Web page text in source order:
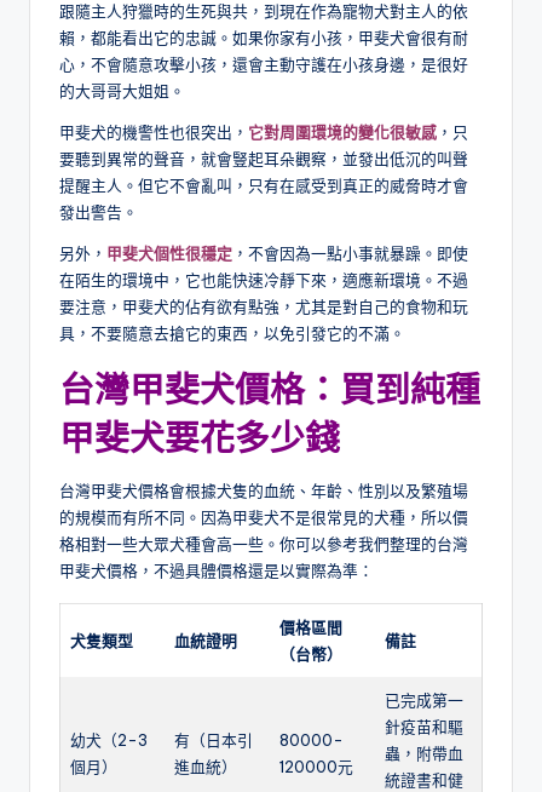
跟隨主人狩獵時的生死與共，到現在作為寵物犬對主人的依
賴，都能看出它的忠誠。如果你家有小孩，甲斐犬會很有耐
心，不會隨意攻擊小孩，還會主動守護在小孩身邊，是很好
的大哥哥大姐姐。
甲斐犬的機警性也很突出， 它對周圍環境的變化很敏感 ，只
要聽到異常的聲音，就會豎起耳朵觀察，並發出低沉的叫聲
提醒主人。但它不會亂叫，只有在感受到真正的威脅時才會
發出警告。
另外， 甲斐犬個性很穩定 ，不會因為一點小事就暴躁。即使
在陌生的環境中，它也能快速冷靜下來，適應新環境。不過
要注意，甲斐犬的佔有欲有點強，尤其是對自己的食物和玩
具，不要隨意去搶它的東西，以免引發它的不滿。
台灣甲斐犬價格：買到純種
甲斐犬要花多少錢
台灣甲斐犬價格會根據犬隻的血統、年齡、性別以及繁殖場
的規模而有所不同。因為甲斐犬不是很常見的犬種，所以價
格相對一些大眾犬種會高一些。你可以參考我們整理的台灣
甲斐犬價格，不過具體價格還是以實際為準：
犬隻類型 血統證明
價格區間
（台幣）
備註
幼犬（2-3
個月）
有（日本引
進血統）
80000-
120000元
已完成第一
針疫苗和驅
蟲，附帶血
統證書和健